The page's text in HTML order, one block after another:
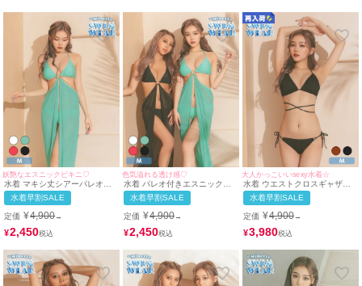
妖艶なエスニックビキニ♡
水着 マキシ丈シアーパレオ三
角ホルターネックビキニ
水着早割SALE
定価 ¥4,900→
¥2,450
色気溢れる透け感♡
水着 パレオ付きエスニック三
角ホルターネックビキニ
水着早割SALE
定価 ¥4,900→
¥2,450
大人かっこいいsexy水着☆
水着 ウエストクロスギャザー
ワンカラー三角ホルターネック
ビキニ
水着早割SALE
定価 ¥4,900→
¥3,980